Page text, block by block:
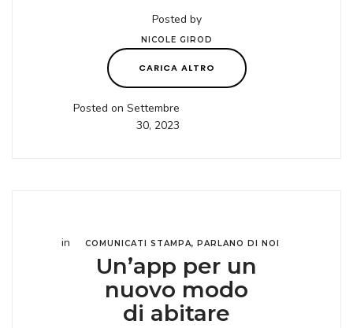
Posted by
NICOLE GIROD
CARICA ALTRO
Posted on Settembre
30, 2023
in COMUNICATI STAMPA, PARLANO DI NOI
Un’app per un
nuovo modo
di abitare